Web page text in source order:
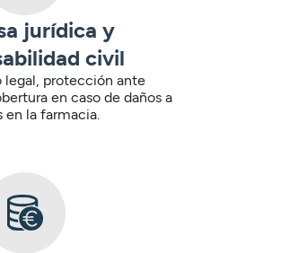
jurídica y
civil
legal, protección ante
en caso de daños a
en la farmacia.